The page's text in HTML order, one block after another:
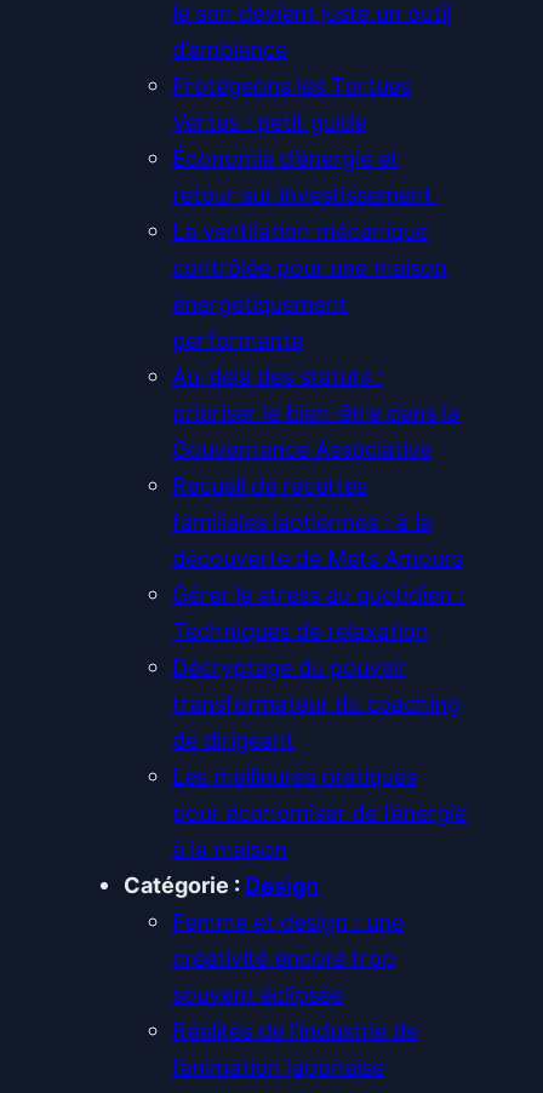
le son devient juste un outil
d’ambiance
Protégeons les Tortues
Vertes : petit guide
Économie d’énergie et
retour sur investissement
La ventilation mécanique
contrôlée pour une maison
énergétiquement
performante
Au-delà des statuts :
prioriser le bien-être dans la
Gouvernance Associative
Recueil de recettes
familiales laotiennes : à la
découverte de Mets Amours
Gérer le stress au quotidien :
Techniques de relaxation
Décryptage du pouvoir
transformateur du coaching
de dirigeant
Les meilleures pratiques
pour économiser de l’énergie
à la maison
Catégorie : Design
Femme et design : une
créativité encore trop
souvent éclipsée
Réalités de l’industrie de
l’animation japonaise